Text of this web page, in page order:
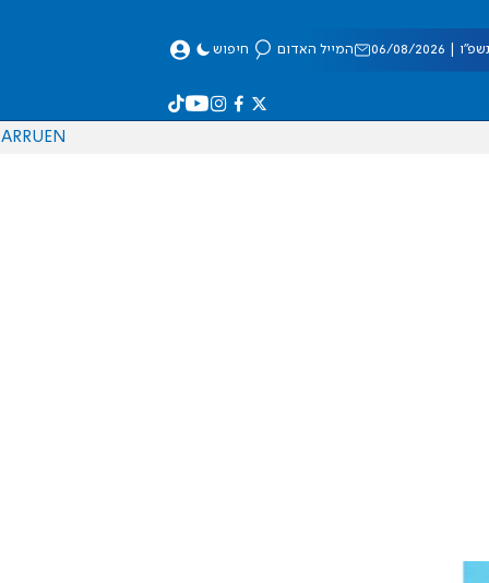
08/2026 המייל האדום חיפוש
EN
RU
AR